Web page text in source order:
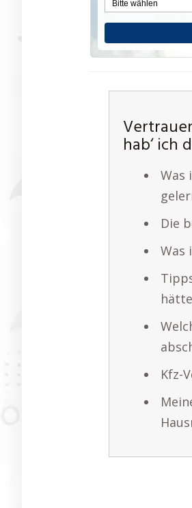
hab‘ ich
Was
Die
Was
hätte
Kfz-